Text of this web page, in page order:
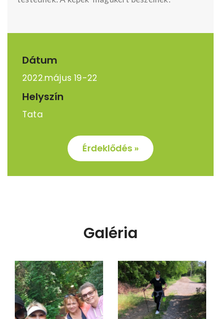
Dátum
2022.május 19-22
Helyszín
Tata
Érdeklődés »
Galéria